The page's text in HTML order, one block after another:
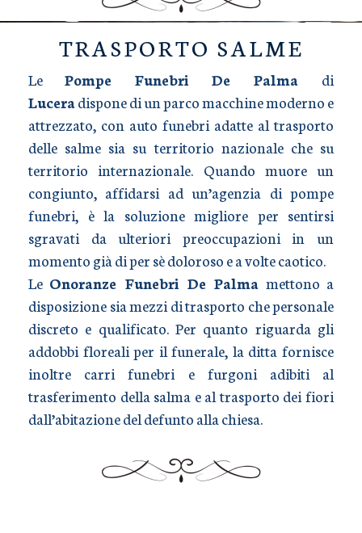
TRASPORTO SALME
Le Pompe Funebri De Palma di
Luceradispone di un parco macchine moderno e
attrezzato, con auto funebri adatte al trasporto
delle salme sia su territorio nazionale che su
territorio internazionale. Quando muore un
congiunto, affidarsi ad un’agenzia di pompe
funebri, è la soluzione migliore per sentirsi
sgravati da ulteriori preoccupazioni in un
momento già di per sè doloroso e a volte caotico.
Le Onoranze Funebri De Palma mettono a
disposizione sia mezzi di trasporto che personale
discreto e qualificato. Per quanto riguarda gli
addobbi floreali per il funerale, la ditta fornisce
inoltre carri funebri e furgoni adibiti al
trasferimento della salma e al trasporto dei fiori
dall’abitazione del defunto alla chiesa.